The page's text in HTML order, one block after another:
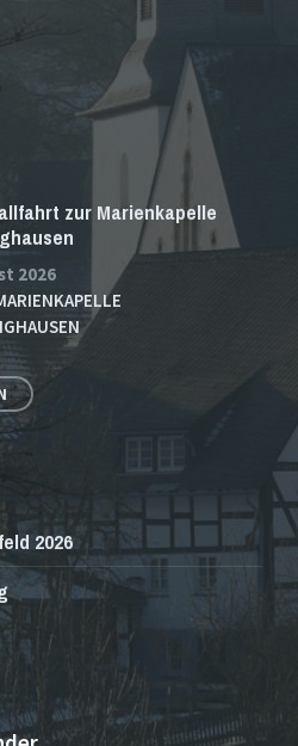
zur Marienkapelle
2026
2026